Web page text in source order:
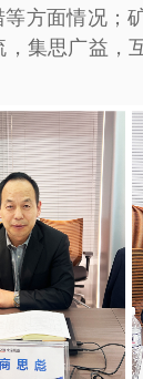
方面情况
集思广益